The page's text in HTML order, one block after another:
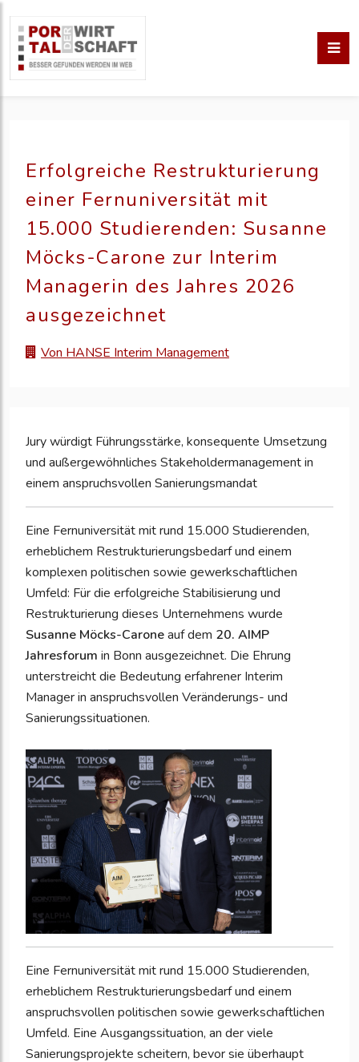
Erfolgreiche Restrukturierung
einer Fernuniversität mit
15.000 Studierenden: Susanne
Möcks-Carone zur Interim
Managerin des Jahres 2026
ausgezeichnet
Von HANSE Interim Management
Jury würdigt Führungsstärke, konsequente Umsetzung
und außergewöhnliches Stakeholdermanagement in
einem anspruchsvollen Sanierungsmandat
Eine Fernuniversität mit rund 15.000 Studierenden,
erheblichem Restrukturierungsbedarf und einem
komplexen politischen sowie gewerkschaftlichen
Umfeld: Für die erfolgreiche Stabilisierung und
Restrukturierung dieses Unternehmens wurde
Susanne Möcks-Caroneauf dem 20. AIMP
Jahresforum in Bonn ausgezeichnet. Die Ehrung
unterstreicht die Bedeutung erfahrener Interim
Manager in anspruchsvollen Veränderungs- und
Sanierungssituationen.
Eine Fernuniversität mit rund 15.000 Studierenden,
erheblichem Restrukturierungsbedarf und einem
anspruchsvollen politischen sowie gewerkschaftlichen
Umfeld. Eine Ausgangssituation, an der viele
Sanierungsprojekte scheitern, bevor sie überhaupt